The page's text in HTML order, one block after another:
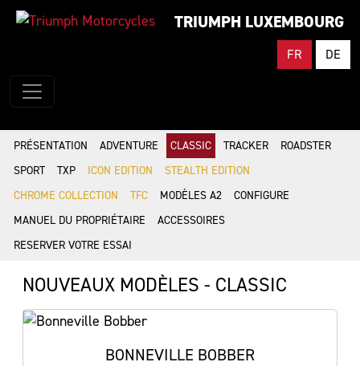
TRIUMPH LUXEMBOURG
FR DE
PRÉSENTATION ADVENTURE CLASSIC TRACKER
ROADSTER
SPORT
TXP ICON EDITION
STEALTH EDITION
CHROME COLLECTION
TFC MODÈLES A2
CONFIGURE
MANUEL DU PROPRIÉTAIRE
ACCESSOIRES
RESERVER VOTRE ESSAI
NOUVEAUX MODÈLES - CLASSIC
BONNEVILLE BOBBER